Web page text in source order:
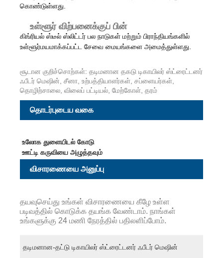
கொண்டுள்ளது.
உள்ளூர் விற்பனைக்குப் பின்
கிங்ரியல் ஸ்டீல் ஸ்லிட்டர் பல நாடுகள் மற்றும் பிராந்தியங்களில்
உள்ளூர்மயமாக்கப்பட்ட சேவை மையங்களை அமைத்துள்ளது.
சூடான குறிச்சொற்கள்: தடிமனான தகடு டிகாயிலர் ஸ்ட்ரைட்டனர்
ஃபீடர் மெஷின், சீனா, உற்பத்தியாளர்கள், சப்ளையர்கள்,
தொழிற்சாலை, விலைப் பட்டியல், மேற்கோள், தரம்
தொடர்புடைய வகை
உலோக துளையிடல் கோடு
ஊட்டி கருவியை அழுத்தவும்
விசாரணையை அனுப்பு
தயவுசெய்து உங்கள் விசாரணையை கீழே உள்ள
படிவத்தில் கொடுக்க தயங்க வேண்டாம். நாங்கள்
உங்களுக்கு 24 மணி நேரத்தில் பதிலளிப்போம்.